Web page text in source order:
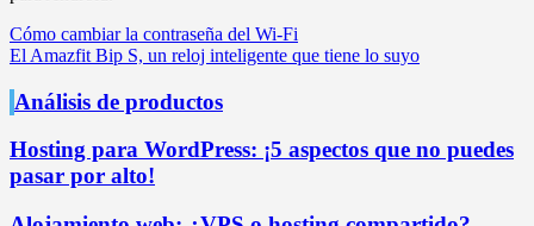
Navegación
de
entradas
Cómo cambiar la contraseña del Wi-Fi
El Amazfit Bip S, un reloj inteligente que tiene lo suyo
Análisis de productos
Hosting para WordPress: ¡5 aspectos que no puedes
pasar por alto!